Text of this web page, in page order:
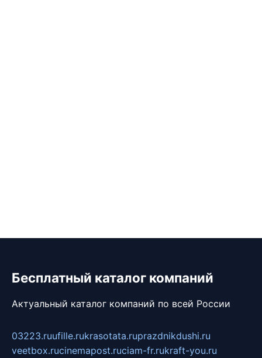
Бесплатный каталог компаний
Актуальный каталог компаний по всей России
03223.ruufille.rukrasotata.ruprazdnikdushi.ru
veetbox.rucinemapost.ruciam-fr.rukraft-you.ru